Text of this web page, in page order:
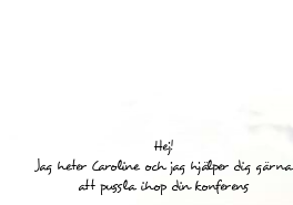
Hej!
Jag heter Caroline och jag hjälper dig gärna
att pussla ihop din konferens